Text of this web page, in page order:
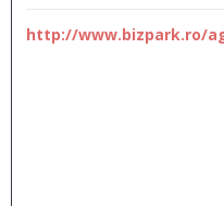
http://www.bizpark.ro/